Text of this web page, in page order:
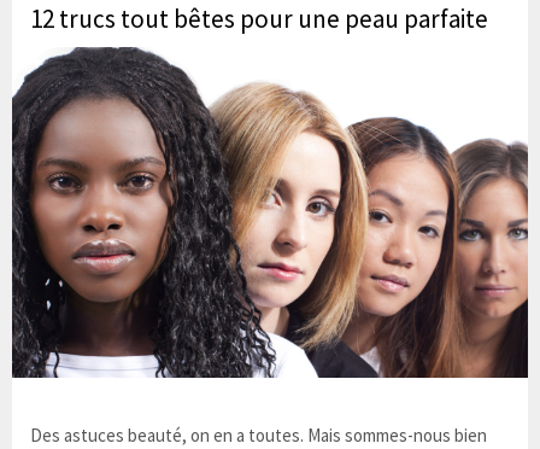
12 trucs tout bêtes pour une peau parfaite
Des astuces beauté, on en a toutes. Mais sommes-nous bien